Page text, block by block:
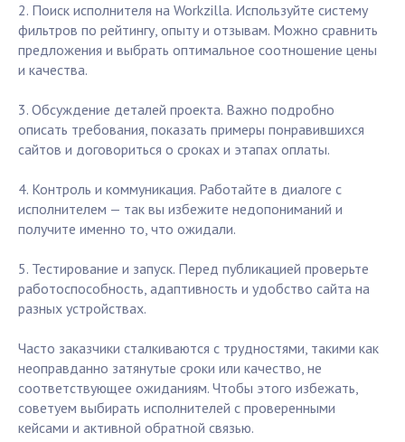
2. Поиск исполнителя на Workzilla. Используйте систему
фильтров по рейтингу, опыту и отзывам. Можно сравнить
предложения и выбрать оптимальное соотношение цены
и качества.
3. Обсуждение деталей проекта. Важно подробно
описать требования, показать примеры понравившихся
сайтов и договориться о сроках и этапах оплаты.
4. Контроль и коммуникация. Работайте в диалоге с
исполнителем — так вы избежите недопониманий и
получите именно то, что ожидали.
5. Тестирование и запуск. Перед публикацией проверьте
работоспособность, адаптивность и удобство сайта на
разных устройствах.
Часто заказчики сталкиваются с трудностями, такими как
неоправданно затянутые сроки или качество, не
соответствующее ожиданиям. Чтобы этого избежать,
советуем выбирать исполнителей с проверенными
кейсами и активной обратной связью.